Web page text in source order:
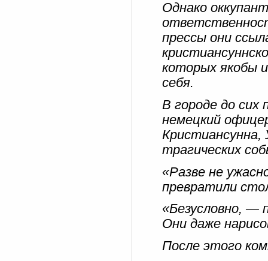
Однако
прессы они
которых якобы
себя.
В городе до сих
немецкий
Кристиансунна,
трагических
«Разве не
превратили
«Безусловно, —
Они даже
После этого